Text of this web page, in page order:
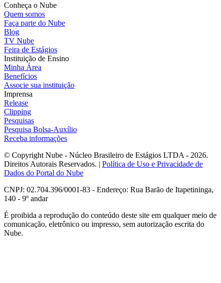
Conheça o Nube
Quem somos
Faça parte do Nube
Blog
TV Nube
Feira de Estágios
Instituição de Ensino
Minha Área
Benefícios
Associe sua instituição
Imprensa
Release
Clipping
Pesquisas
Pesquisa Bolsa-Auxílio
Receba informações
© Copyright Nube - Núcleo Brasileiro de Estágios LTDA - 2026.
Direitos Autorais Reservados. | Política de Uso e Privacidade de
Dados do Portal do Nube
CNPJ: 02.704.396/0001-83 - Endereço: Rua Barão de Itapetininga,
140 - 9º andar
É proibida a reprodução do conteúdo deste site em qualquer meio de
comunicação, eletrônico ou impresso, sem autorização escrita do
Nube.